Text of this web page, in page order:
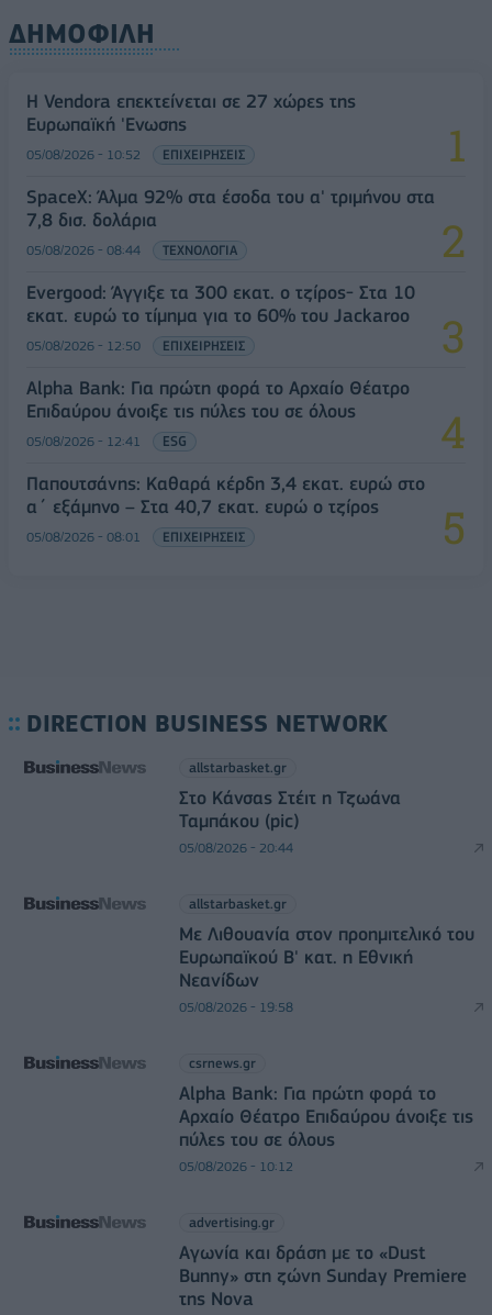
ΔΗΜΟΦΙΛΗ
Η Vendora επεκτείνεται σε 27 χώρες της
Ευρωπαϊκή 'Ενωσης
05/08/2026 - 10:52 ΕΠΙΧΕΙΡΗΣΕΙΣ
SpaceX: Άλμα 92% στα έσοδα του α' τριμήνου στα
7,8 δισ. δολάρια
05/08/2026 - 08:44 ΤΕΧΝΟΛΟΓΙΑ
Evergood: Άγγιξε τα 300 εκατ. ο τζίρος- Στα 10
εκατ. ευρώ το τίμημα για το 60% του Jackaroo
05/08/2026 - 12:50 ΕΠΙΧΕΙΡΗΣΕΙΣ
Alpha Bank: Για πρώτη φορά το Αρχαίο Θέατρο
Επιδαύρου άνοιξε τις πύλες του σε όλους
05/08/2026 - 12:41 ESG
Παπουτσάνης: Καθαρά κέρδη 3,4 εκατ. ευρώ στο
α΄ εξάμηνο – Στα 40,7 εκατ. ευρώ ο τζίρος
05/08/2026 - 08:01 ΕΠΙΧΕΙΡΗΣΕΙΣ
DIRECTION BUSINESS NETWORK
allstarbasket.gr
Στο Κάνσας Στέιτ η Τζωάνα
Ταμπάκου (pic)
05/08/2026 - 20:44
allstarbasket.gr
Με Λιθουανία στον προημιτελικό του
Ευρωπαϊκού Β' κατ. η Εθνική
Νεανίδων
05/08/2026 - 19:58
csrnews.gr
Alpha Bank: Για πρώτη φορά το
Αρχαίο Θέατρο Επιδαύρου άνοιξε τις
πύλες του σε όλους
05/08/2026 - 10:12
advertising.gr
Αγωνία και δράση με το «Dust
Bunny» στη ζώνη Sunday Premiere
της Nova